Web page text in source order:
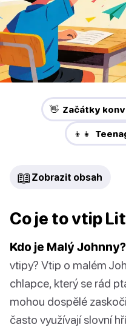
👋 Začátky
👦👧
📖 Zobrazit obsah
Co je to vtip
Kdo je Malý Johnny?
vtipy? Vtip o malém
chlapce, který se rád
mohou dospělé
často využívají slovní